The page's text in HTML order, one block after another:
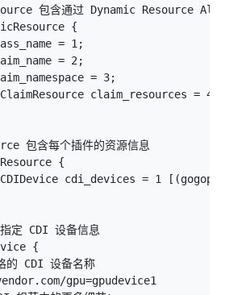
包含通过 Dynamic Resource
{
= 1;
= 2;
= 3;
claim_resources = 4;
包含每个插件的资源信息
{
cdi_devices = 1
定 CDI 设备信息
{
的 CDI 设备名称
gpu=gpudevice1